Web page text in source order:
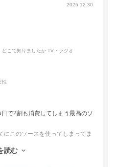
2025.12.30
どこで知りましたか:TV・ラジオ
性
で2割も消費してしまう最高のソ
にこのソースを使ってしまってま
。
読む